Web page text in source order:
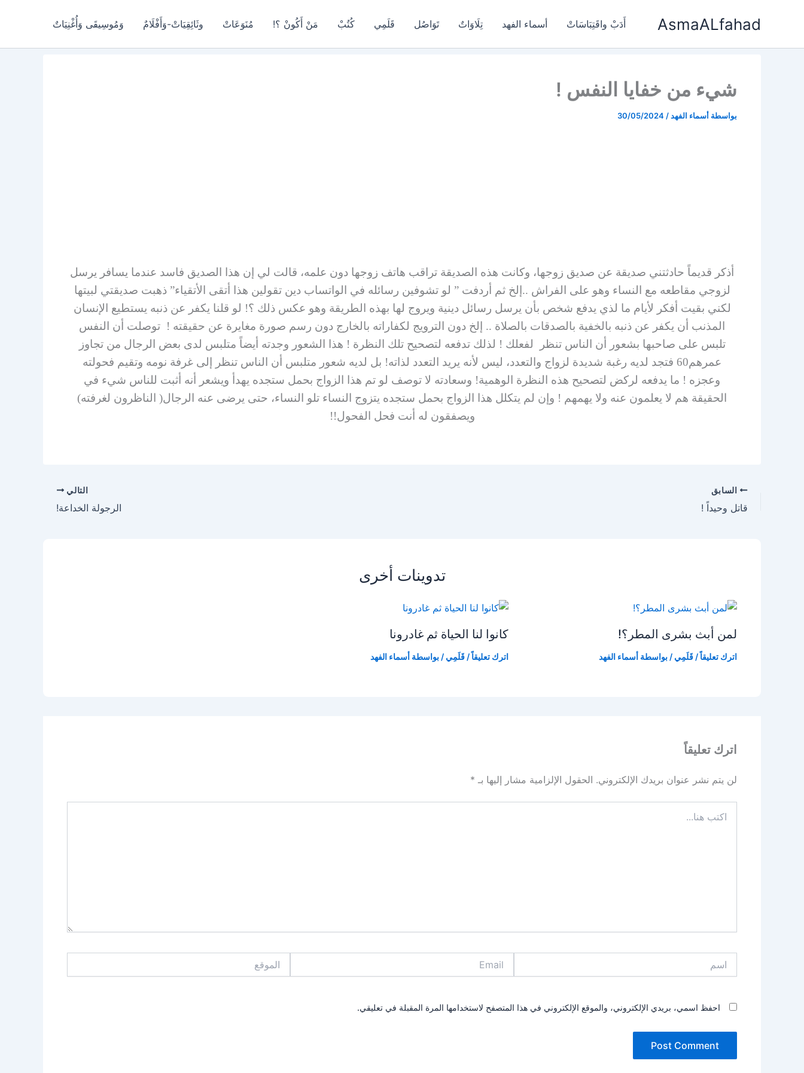
AsmaALfahad أَدَبْ واقَتِبَاسَاتْ أسماء الفهد تِلَاوَاتٌ تَوَاصُل قَلَمِي كُتُبْ مَنْ أَكُونْ ؟! مُنَوَعَاتْ وثَائِقِيَاتْ-وَأَفْلَامٌ وَمُوسِيقَى وَأُغْنِيَاتٌ
شيء من خفايا النفس !
بواسطة أسماء الفهد/
30/05/2024
أذكر قديماً حادثتني صديقة عن صديق زوجها، وكانت هذه الصديقة تراقب هاتف زوجها دون علمه، قالت لي إن هذا الصديق فاسد عندما يسافر يرسل
لزوجي مقاطعه مع النساء وهو على الفراش ..إلخ ثم أردفت ” لو تشوفين رسائله في الواتساب دين تقولين هذا أتقى الأتقياء” ذهبت صديقتي لبيتها
لكني بقيت أفكر لأيام ما لذي يدفع شخص بأن يرسل رسائل دينية ويروج لها بهذه الطريقة وهو عكس ذلك ؟! لو قلنا يكفر عن ذنبه يستطيع الإنسان
المذنب أن يكفر عن ذنبه بالخفية بالصدقات بالصلاة .. إلخ دون الترويج لكفاراته بالخارج دون رسم صورة مغايرة عن حقيقته ! توصلت أن النفس
تلبس على صاحبها بشعور أن الناس تنظر لفعلك ! لذلك تدفعه لتصحيح تلك النظرة ! هذا الشعور وجدته أيضاً متلبس لدى بعض الرجال من تجاوز
عمرهم60 فتجد لديه رغبة شديدة لزواج والتعدد، ليس لأنه يريد التعدد لذاته! بل لديه شعور متلبس أن الناس تنظر إلى غرفة نومه وتقيم فحولته
وعجزه ! ما يدفعه لركض لتصحيح هذه النظرة الوهمية! وسعادته لا توصف لو تم هذا الزواج بحمل ستجده يهدأ ويشعر أنه أثبت للناس شيء في
الحقيقة هم لا يعلمون عنه ولا يهمهم ! وإن لم يتكلل هذا الزواج بحمل ستجده يتزوج النساء تلو النساء، حتى يرضى عنه الرجال( الناظرون لغرفته)
ويصفقون له أنت فحل الفحول!!
السابق
قاتل وحيداً !
التالي
الرجولة الخداعة!
تدوينات أخرى
لمن أبث بشرى المطر؟!
اترك تعليقاً/ قَلَمِي / بواسطة أسماء الفهد
كانوا لنا الحياة ثم غادرونا
اترك تعليقاً/ قَلَمِي / بواسطة أسماء الفهد
اترك تعليقاً
لن يتم نشر عنوان بريدك الإلكتروني. الحقول الإلزامية مشار إليها بـ *
هنا...
احفظ اسمي، بريدي الإلكتروني، والموقع الإلكتروني في هذا المتصفح لاستخدامها المرة المقبلة في تعليقي.